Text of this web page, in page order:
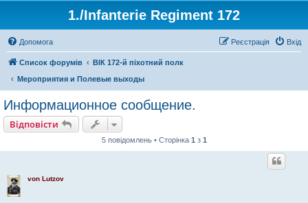
1./Infanterie Regiment 172
Допомога Вхід
Реєстрація
Список форумів
ВІК 172-й піхотний полк
Мероприятия и Полевые выходы
Информационное сообщение.
Відповісти
5 повідомлень • Сторінка 1 з 1
von Lutzov